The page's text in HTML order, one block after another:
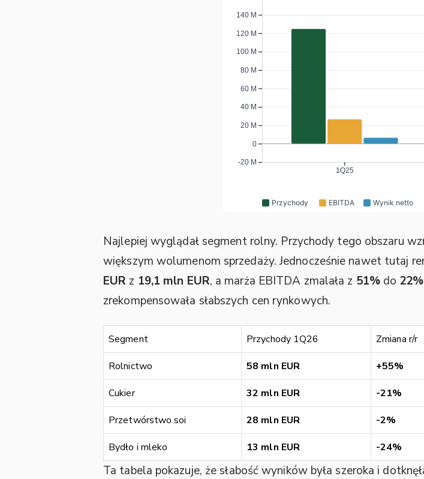
Najlepiej wyglądał segment rolny. Przychody tego obszaru
większym wolumenom sprzedaży. Jednocześnie nawet tutaj
EUR z 19,1 mln EUR, a marża EBITDA zmalała z 51%do 22%
zrekompensowała słabszych cen rynkowych.
Segment Przychody 1Q26 Zmiana r/r
Rolnictwo 58 mln EUR +55%
Cukier 32 mln EUR -21%
Przetwórstwo soi 28 mln EUR -2%
Bydło i mleko 13 mln EUR -24%
Ta tabela pokazuje, że słabość wyników była szeroka i